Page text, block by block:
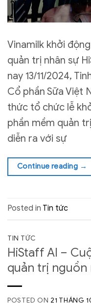
Vinamilk khởi
quản trị nhân sự
nay 13/11/2024,
Cổ phần Sữa Việt
thức tổ chức lễ
phần mềm quản
diễn ra với sự
Continue reading →
Posted in Tin tức
TIN TỨC
HiStaff AI –
quản trị nguồn
POSTED ON 21 THÁNG